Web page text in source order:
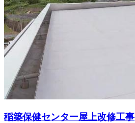
稲築保健センター屋上改修工事